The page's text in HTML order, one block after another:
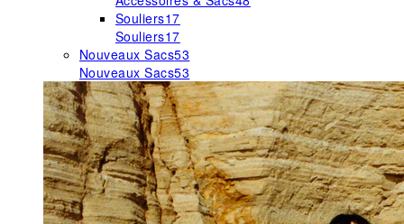
Souliers17
Souliers17
Nouveaux Sacs53
Nouveaux Sacs53